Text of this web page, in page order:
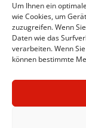
Um Ihnen ein
wie Cookies, um
zuzugreifen. Wenn
Daten wie das
verarbeiten. Wenn
können bestimmte
Kontakt Zürich
Bewerbung
Stellenmeldung